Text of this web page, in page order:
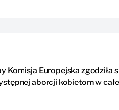
Komisja Europejska zgodziła
aborcji kobietom w